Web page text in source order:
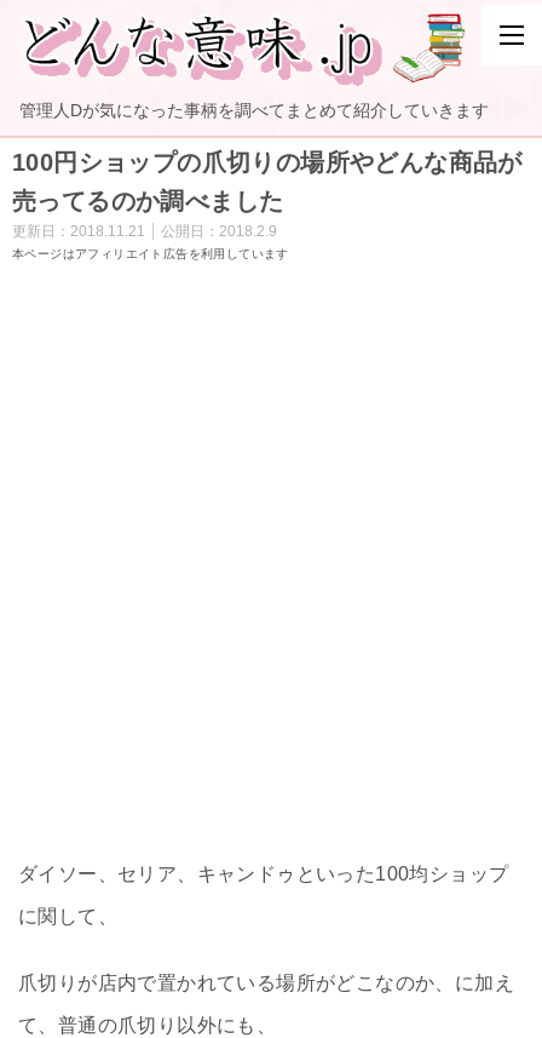
管理人Dが気になった事柄を調べてまとめて紹介していきます
100円ショップの爪切りの場所やどんな商品が
売ってるのか調べました
更新日： 2018.11.21 公開日： 2018.2.9
本ページはアフィリエイト広告を利用しています
ダイソー、セリア、キャンドゥといった100均ショップ
に関して、
爪切りが店内で置かれている場所がどこなのか、に加え
て、普通の爪切り以外にも、